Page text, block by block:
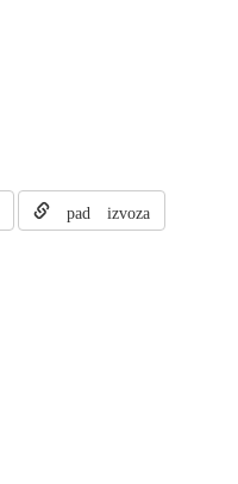
pad izvoza